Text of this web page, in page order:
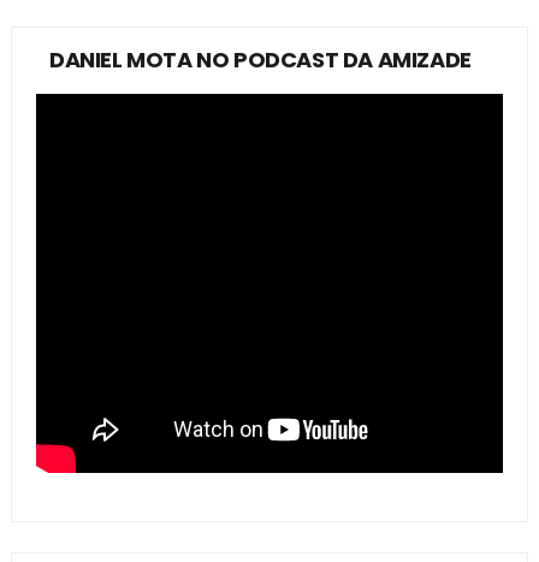
DANIEL MOTA NO PODCAST DA AMIZADE